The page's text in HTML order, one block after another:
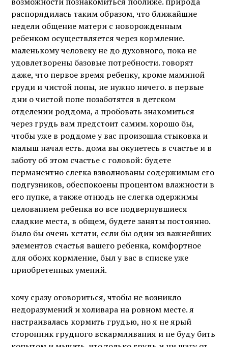
распорядилась таким образом, что ближайшие
недели общение матери с новорожденным
ребенком осуществляется через кормление.
маленькому человеку не до духовного, пока не
удовлетворены базовые потребности. говорят
даже, что первое время ребенку, кроме маминой
груди и чистой попы, не нужно ничего. в первые
дни о чистой попе позаботятся в детском
отделении роддома, а пробовать знакомиться
через грудь вам предстоит самим. хорошо бы,
чтобы уже в роддоме у вас произошла стыковка и
малыш начал есть. дома вы окунетесь в счастье и в
заботу об этом счастье с головой: будете
перманентно слегка взволнованы содержимым его
подгузников, обеспокоены процентом влажности в
его пупке, а также отнюдь не слегка одержимы
целованием ребенка во все подвернувшиеся
сладкие места, в общем, будете заняты постоянно.
было бы очень кстати, если бы один из важнейших
элементов счастья вашего ребенка, комфортное
для обоих кормление, был у вас в списке уже
приобретенных умений.
хочу сразу оговориться, чтобы не возникло
недоразумений и холивара на ровном месте. я
настраивалась кормить грудью, но я не ярый
сторонник грудного вскармливания и не буду бить